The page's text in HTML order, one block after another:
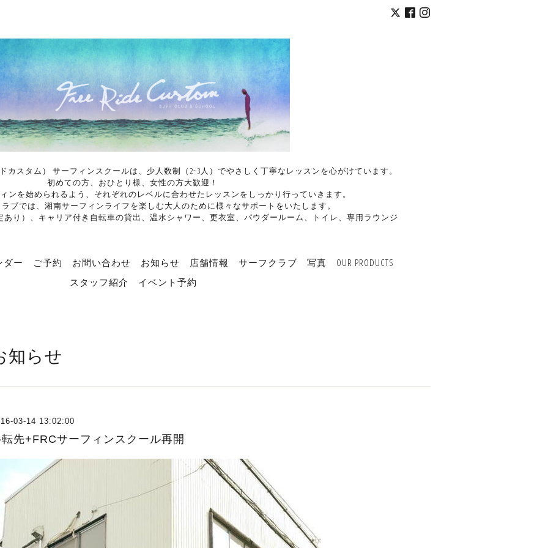
カスタム） サーフィンスクールは、少人数制（2~3人）でやさしく丁寧なレッスンを心がけています。
初めての方、おひとり様、女性の方大歓迎！
ンを始められるよう、それぞれのレベルに合わせたレッスンをしっかり行っていきます。
ラブでは、湘南サーフィンライフを楽しむ大人のために様々なサポートをいたします。
り）、キャリア付き自転車の貸出、温水シャワー、更衣室、パウダールーム、トイレ、専用ラウンジ
ダー ご予約 お問い合わせ お知らせ 店舗情報 サーフクラブ 写真
OUR PRODUCTS
スタッフ紹介
イベント予約
知らせ
03-14 13:02:00
先+FRCサーフィンスクール再開